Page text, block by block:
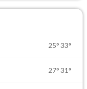
25° 33°
27° 31°